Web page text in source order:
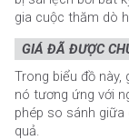
gia cuộc thăm dò
GIÁ ĐÃ ĐƯỢC
Trong biểu đồ này,
nó tương ứng với
phép so sánh
quả.